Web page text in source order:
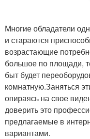
Многие обладатели
и стараются
возрастающие
большое по площади,
быт будет
комнатную.Заняться
опираясь на свое
доверить это
предлагаемые в
вариантами.